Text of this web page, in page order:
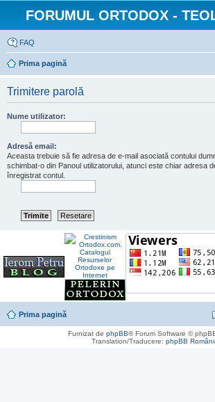
FORUMUL ORTODOX -
FAQ
Prima pagină
Trimitere parolă
Nume utilizator:
Adresă email:
Aceasta trebuie să fie adresa de e-mail asociată contului
schimbat-o din Panoul utilizatorului, atunci este chiar adresa
înregistrat contul.
Prima pagină
Furnizat dephpBB® Forum Software ©
Translation/Traducere:phpBB